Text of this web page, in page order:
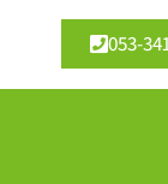
053-